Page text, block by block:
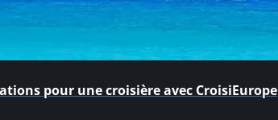
pour une croisière avec CroisiEurope